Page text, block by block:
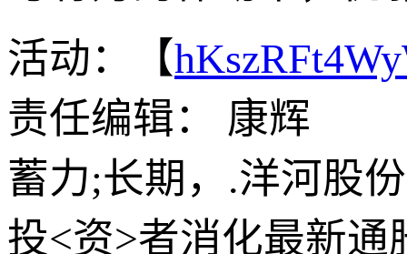
活动：【
责任编辑： 康辉
蓄力;长期，.洋河股
投<资>者消化最新